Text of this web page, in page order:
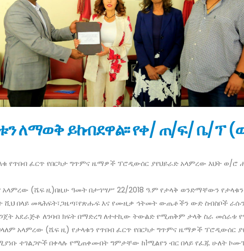
ለማወቅ ይከብደዋል፡፡ የቀ/ ጠ/ፍ/ ቤ/ፕ
የጥበብ ፈርጥ የበርካታ ግጥምና ዜማዎች ፕሮዲውሰር ያየህይራድ አላምረው እህት ወ/ሮ
(ሼፍ ዚ)በዚሁ ዓመት በታኀሣሥ 22/2018 ዓ.ም የታላቅ ወንድማቸውን
ሺህ በላይ መጻሕፍት፣ጋዜጣ፣የጽሑፍ እና የሙዚቃ ኅትመት ውጤቶችን ውድ ስብስቦች
አደራጅቶ ለንባብ ክፍት በማድረግ ለተተኪው ትውልድ የሚጠቅም ታላቅ ስራ መሰራቱ
አላምረው (ሼፍ ዚ) የታላቁን የጥበብ ፈርጥ የበርካታ ግጥምና ዜማዎች ፕሮዲውሰር
ተገልጋዮች በቀላሉ የሚጠቀሙበት ግምታቸው ከ1ሚልየን ብር በላይ የፈጁ ሁለት